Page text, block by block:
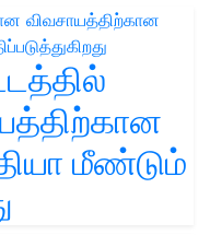
மீண்டும்